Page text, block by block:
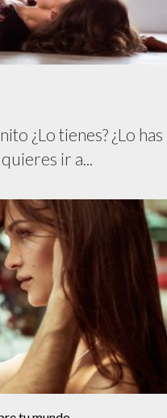
¿Lo tienes? ¿Lo has
ir a...